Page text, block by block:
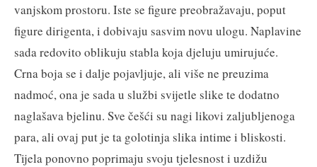
vanjskom prostoru. Iste se figure preobražavaju, poput
figure dirigenta, i dobivaju sasvim novu ulogu. Naplavine
sada redovito oblikuju stabla koja djeluju umirujuće.
Crna boja se i dalje pojavljuje, ali više ne preuzima
nadmoć, ona je sada u službi svijetle slike te dodatno
naglašava bjelinu. Sve češći su nagi likovi zaljubljenoga
para, ali ovaj put je ta golotinja slika intime i bliskosti.
Tijela ponovno poprimaju svoju tjelesnost i uzdižu